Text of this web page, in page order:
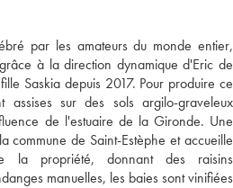
par les amateurs du monde entier,
à la direction dynamique d'Eric de
Saskia depuis 2017. Pour produire ce
sur des sols argilo-graveleux
de l'estuaire de la Gironde. Une
commune de Saint-Estèphe et accueille
la propriété, donnant des raisins
manuelles, les baies sont vinifiées